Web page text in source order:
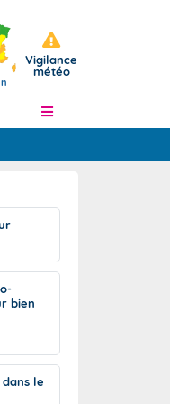
Vigilance
météo
à J+7
à l'échelle
bien
le